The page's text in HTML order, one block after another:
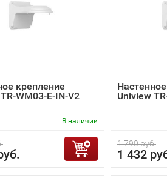
крепление
WM03-E-IN-V2
В наличии
Uniview
1 790 руб.
1 432